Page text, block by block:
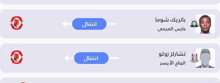
باتريك شوما
حارس المرمى انتقال
تشارلز زولو
الجناح الأيسر انتقال